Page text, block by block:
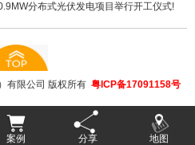
分布式光伏发电项目举行开工仪式!
有限公司 版权所有 粤ICP备17091158号
案例 分享 地图